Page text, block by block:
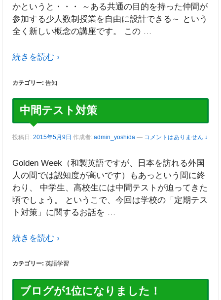
かというと・・・ ～ある共通の目的を持った仲間が
参加する少人数制授業を自由に設計できる～ という
全く新しい概念の講座です。 この …
続きを読む ›
カテゴリー: 告知
中間テスト対策
投稿日: 2015年5月9日 作成者: admin_yoshida — コメントはありません ↓
Golden Week（和製英語ですが、日本を訪れる外国
人の間では認知度が高いです）もあっという間に終
わり、 中学生、高校生には中間テストが迫ってきた
頃でしょう。 というこで、今回は学校の「定期テス
ト対策」に関するお話を …
続きを読む ›
カテゴリー: 英語学習
ブログが1位になりました！